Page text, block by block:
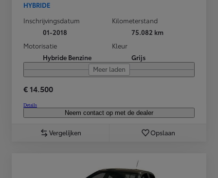
HYBRIDE
Inschrijvingsdatum
01-2018
Kilometerstand
75.082 km
Motorisatie
Hybride Benzine
Kleur
Grijs
Meer laden
€ 14.500
Details
Neem contact op met de dealer
Vergelijken Opslaan